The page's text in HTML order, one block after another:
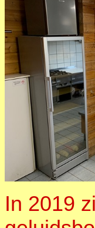
In 2019